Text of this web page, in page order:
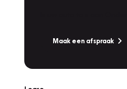
Maak een afspraak